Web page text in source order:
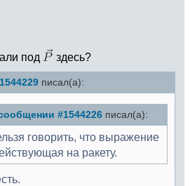
под здесь?
писал(а):
#1544226 писал(а):
говорить, что выражение
на ракету.